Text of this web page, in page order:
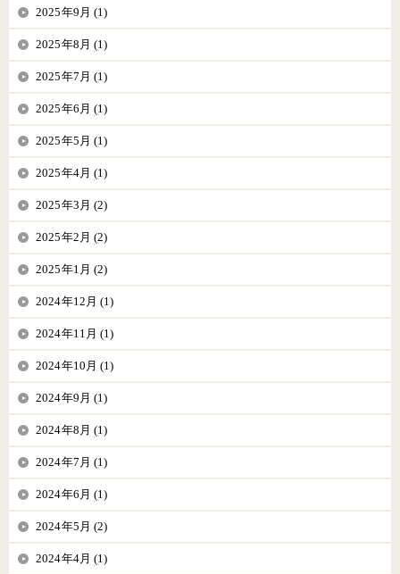
2025年9月 (1)
2025年8月 (1)
2025年7月 (1)
2025年6月 (1)
2025年5月 (1)
2025年4月 (1)
2025年3月 (2)
2025年2月 (2)
2025年1月 (2)
2024年12月 (1)
2024年11月 (1)
2024年10月 (1)
2024年9月 (1)
2024年8月 (1)
2024年7月 (1)
2024年6月 (1)
2024年5月 (2)
2024年4月 (1)